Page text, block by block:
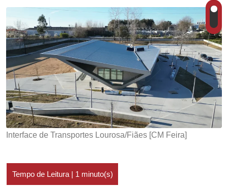
Interface de Transportes Lourosa/Fiães [CM Feira]